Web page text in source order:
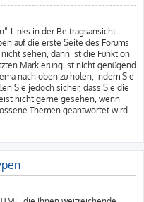
Links in der Beitragsansicht
auf die erste Seite des Forums
sehen, dann ist die Funktion
Markierung ist nicht genügend
nach oben zu holen, indem Sie
Sie jedoch sicher, dass Sie die
nicht gerne gesehen, wenn
Themen geantwortet wird.